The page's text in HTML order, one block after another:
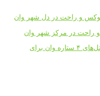
و راحت در مرکز شهر وان
هتل کاراجا وان؛ یکی از بهترین هتل‌های ۴ ستاره وان برای